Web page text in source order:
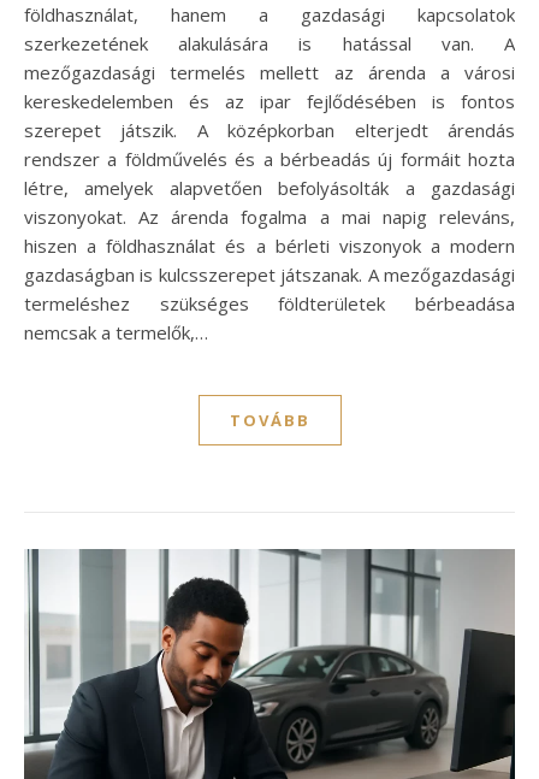
földhasználat, hanem a gazdasági kapcsolatok
szerkezetének alakulására is hatással van. A
mezőgazdasági termelés mellett az árenda a városi
kereskedelemben és az ipar fejlődésében is fontos
szerepet játszik. A középkorban elterjedt árendás
rendszer a földművelés és a bérbeadás új formáit hozta
létre, amelyek alapvetően befolyásolták a gazdasági
viszonyokat. Az árenda fogalma a mai napig releváns,
hiszen a földhasználat és a bérleti viszonyok a modern
gazdaságban is kulcsszerepet játszanak. A mezőgazdasági
termeléshez szükséges földterületek bérbeadása
nemcsak a termelők,…
TOVÁBB